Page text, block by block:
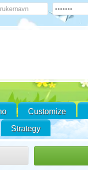
Customize
Strategy